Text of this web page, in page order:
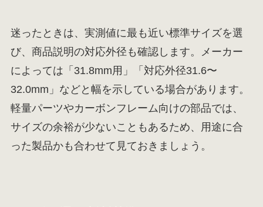
迷ったときは、実測値に最も近い標準サイズを選
び、商品説明の対応外径も確認します。メーカー
によっては「31.8mm用」「対応外径31.6〜
32.0mm」などと幅を示している場合があります。
軽量パーツやカーボンフレーム向けの部品では、
サイズの余裕が少ないこともあるため、用途に合
った製品かも合わせて見ておきましょう。